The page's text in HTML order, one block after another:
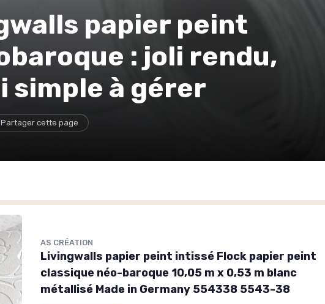
papier peint
: joli rendu,
simple à gérer
Partager cette page
AS CRÉATION
Livingwalls papier peint intissé Flock papier peint
classique néo-baroque 10,05 m x 0,53 m blanc
métallisé Made in Germany 554338 5543-38